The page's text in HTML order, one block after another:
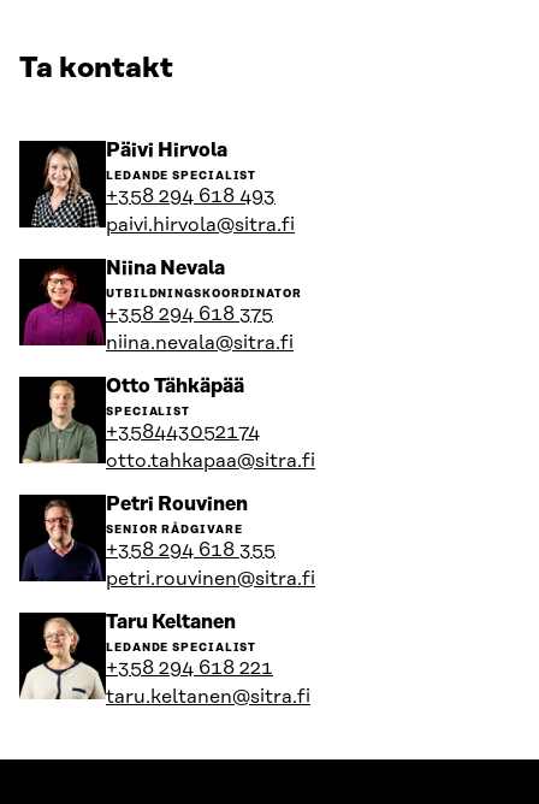
Ta kontakt
Päivi HirvolaGå
till
personens
profil
LEDANDE SPECIALIST
+358 294 618 493
paivi.hirvola@sitra.fi
Niina NevalaGå
till
personens
profil
UTBILDNINGSKOORDINATOR
+358 294 618 375
niina.nevala@sitra.fi
Otto TähkäpääGå
personens
profil
SPECIALIST
+358443052174
otto.tahkapaa@sitra.fi
Petri RouvinenGå
personens
profil
SENIOR RÅDGIVARE
+358 294 618 355
petri.rouvinen@sitra.fi
Taru KeltanenGå
till
personens
profil
LEDANDE SPECIALIST
+358 294 618 221
taru.keltanen@sitra.fi